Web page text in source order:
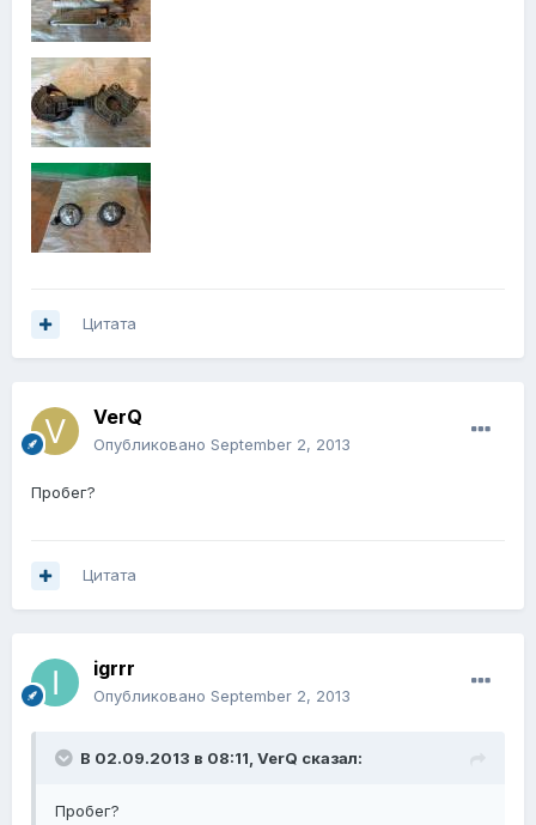
Цитата
VerQ
Опубликовано September 2, 2013
Пробег?
Цитата
igrrr
Опубликовано September 2, 2013
В 02.09.2013 в 08:11, VerQ сказал:
Пробег?